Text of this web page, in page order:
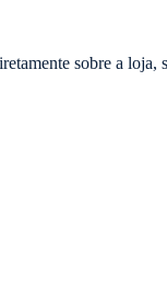
sobre a loja,